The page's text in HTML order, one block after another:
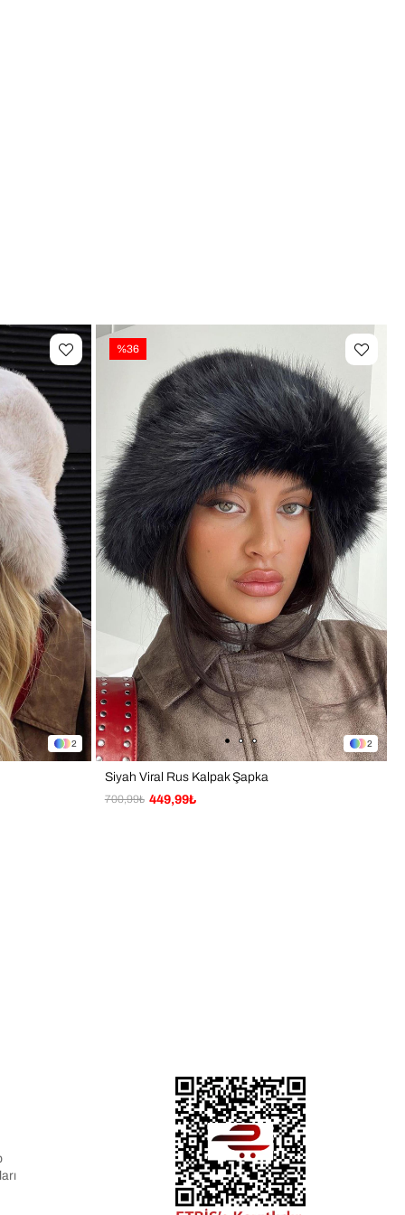
ve video çekimleri
kaban, kürk veya deri ceketlerle yapılan özel kombinler
kullanım
alternatifi
ve ekran ayarlarına bağlı olarak ürün renginde ±1 ton
görülebilir.
ve üretim BAHELS markasına aittir.
2 2
Siyah Viral Rus Kalpak Şapka
449,99₺
700,99₺
%36